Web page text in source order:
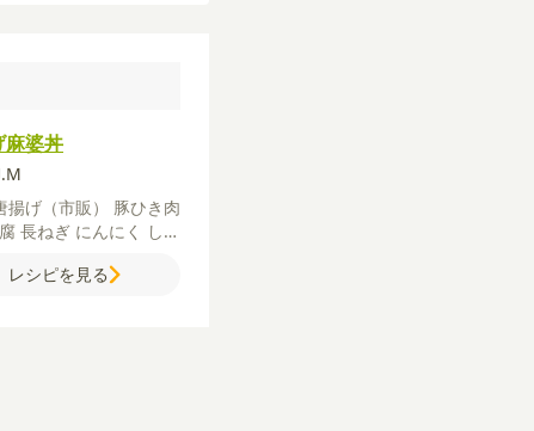
麻婆丼
揚げ（市販） 豚ひき肉
長ねぎ にんにく
しょ
】水オイスターソース
レシピを見る